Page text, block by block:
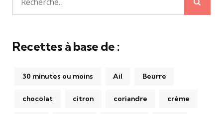
Recherche
pour:
Recettes à base de :
30 minutes ou moins Ail Beurre
chocolat citron coriandre crème